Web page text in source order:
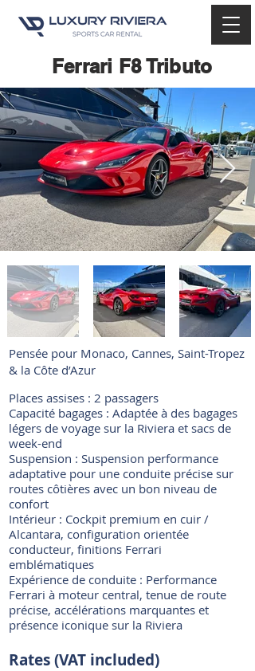
Ferrari F8 Tributo
Pensée pour Monaco, Cannes, Saint-Tropez
& la Côte d’Azur
Places assises : 2 passagers
Capacité bagages : Adaptée à des bagages
légers de voyage sur la Riviera et sacs de
week-end
Suspension : Suspension performance
adaptative pour une conduite précise sur
routes côtières avec un bon niveau de
confort
Intérieur : Cockpit premium en cuir /
Alcantara, configuration orientée
conducteur, finitions Ferrari
emblématiques
Expérience de conduite : Performance
Ferrari à moteur central, tenue de route
précise, accélérations marquantes et
présence iconique sur la Riviera
Rates (VAT included)